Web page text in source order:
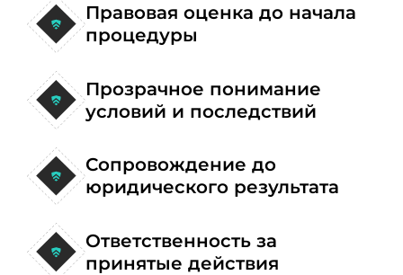
Правовая оценка до начала
процедуры
Прозрачное понимание
условий и последствий
Сопровождение до
юридического результата
Ответственность за
принятые действия